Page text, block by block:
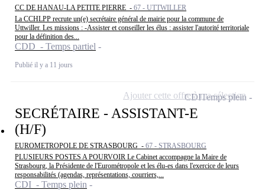
CC DE HANAU-LA PETITE PIERRE - 67 - UTTWILLER
La CCHLPP recrute un(e) secrétaire général de mairie pour la commune de
Uttwiller. Les missions : -Assister et conseiller les élus : assister l'autorité territoriale
pour la définition des...
CDD - Temps partiel
Publié il y a 11 jours
SECRÉTAIRE - ASSISTANT-E
(H/F)
EUROMETROPOLE DE STRASBOURG - 67 - STRASBOURG
PLUSIEURS POSTES A POURVOIR Le Cabinet accompagne la Maire de
Strasbourg, la Présidente de l'Eurométropole et les élu-es dans l'exercice de leurs
responsabilités (agendas, représentations, courriers,...
CDI - Temps plein
CDITemps plein
Ajouter cette offre à ma sélection